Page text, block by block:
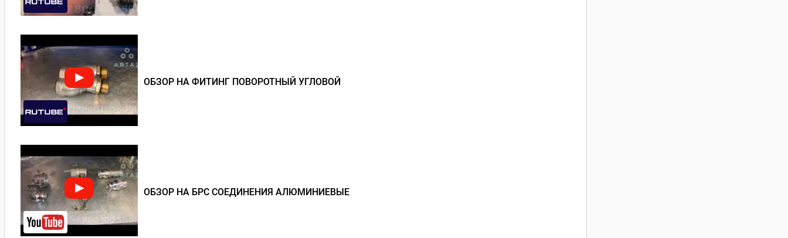
ОБЗОР НА ФИТИНГ ПОВОРОТНЫЙ УГЛОВОЙ
ОБЗОР НА БРС СОЕДИНЕНИЯ АЛЮМИНИЕВЫЕ